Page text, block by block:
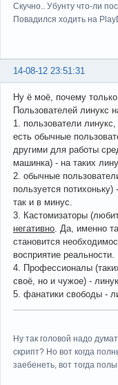
Скучно.. Убунту что-ли
Повадился ходить на
14-08-12 23:51:31
Ну ё моё, почему
Пользователей линукс
1. пользователи
есть обычные
другими для работы
машинка) - на таких
2. обычные
пользуется
так и в минус.
3. Кастомизаторы
негативно . Да, именно
становится
восприятие реальности.
4. Профессионалы
своё, но и чужое) -
5. фанатики свободы -
Ну так головой надо
скрипт? Но вот когда
заебенеть, вот тогда